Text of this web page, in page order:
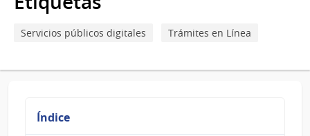
Casos
prácticos
y
adicionales
Servicios públicos digitales Trámites en Línea
Índice